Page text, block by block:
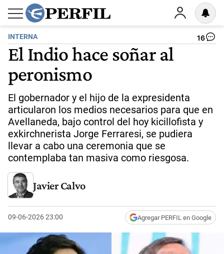
INTERNA 16
El Indio hace soñar al
peronismo
El gobernador y el hijo de la expresidenta
articularon los medios necesarios para que en
Avellaneda, bajo control del hoy kicillofista y
exkirchnerista Jorge Ferraresi, se pudiera
llevar a cabo una ceremonia que se
contemplaba tan masiva como riesgosa.
Javier Calvo
09-06-2026 23:00 Agregar PERFIL en Google